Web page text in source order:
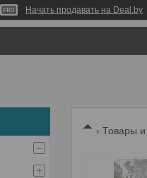
Начать продавать на Deal.by
Товары и